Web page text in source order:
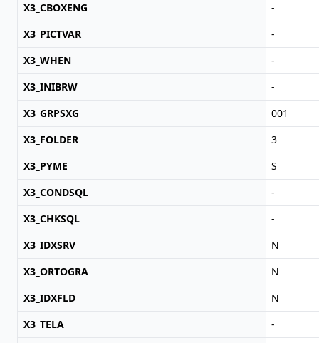
X3_CBOXENG
-
X3_PICTVAR
-
X3_WHEN
-
X3_INIBRW
-
X3_GRPSXG
001
X3_FOLDER
3
X3_PYME
S
X3_CONDSQL
-
X3_CHKSQL
-
X3_IDXSRV
N
X3_ORTOGRA
N
X3_IDXFLD
N
X3_TELA
-